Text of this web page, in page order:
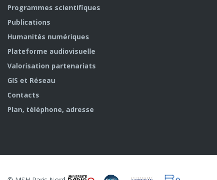
Programmes scientifiques
Publications
Humanités numériques
Plateforme audiovisuelle
Valorisation partenariats
GIS et Réseau
Contacts
Plan, téléphone, adresse